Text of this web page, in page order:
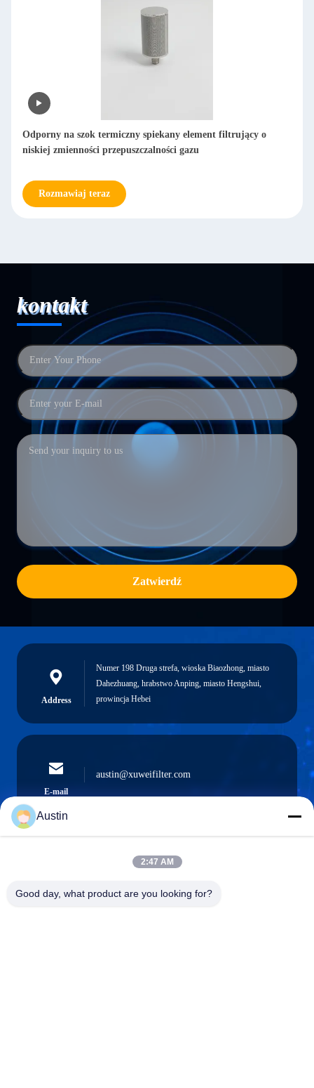
Łatwa wymiana filtra Spiekany filtr Średnio precyzyjny
spiekania
Rozmawiaj teraz
kontakt
Zatwierdź
Address
Numer 198 Druga strefa, wioska Biaozhong, miasto
Dahezhuang, hrabstwo Anping, miasto Hengshui,
prowincja Hebei
E-mail
austin@xuweifilter.com
0086-19133486000
Austin
2:47 AM
Good day, what product are you looking for?